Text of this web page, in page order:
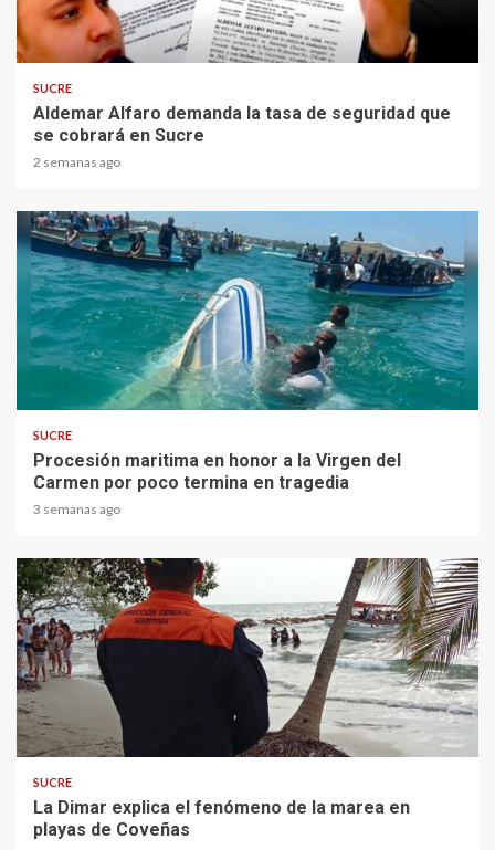
2 min read
SUCRE
Aldemar Alfaro demanda la tasa de seguridad que
se cobrará en Sucre
2 semanas ago
SUCRE
Procesión maritima en honor a la Virgen del
Carmen por poco termina en tragedia
3 semanas ago
2 min read
SUCRE
La Dimar explica el fenómeno de la marea en
playas de Coveñas